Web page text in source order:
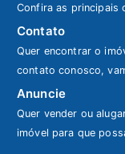
Confira as principais
Contato
Quer encontrar o
contato conosco,
Anuncie
Quer vender ou
imóvel para que